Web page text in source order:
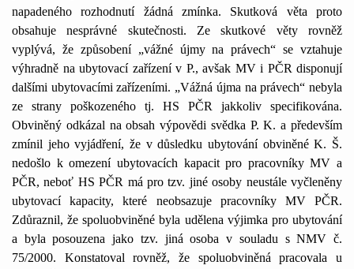
napadeného rozhodnutí žádná zmínka. Skutková věta proto
obsahuje nesprávné skutečnosti. Ze skutkové věty rovněž
vyplývá, že způsobení „vážné újmy na právech“ se vztahuje
výhradně na ubytovací zařízení v P., avšak MV i PČR disponují
dalšími ubytovacími zařízeními. „Vážná újma na právech“ nebyla
ze strany poškozeného tj. HS PČR jakkoliv specifikována.
Obviněný odkázal na obsah výpovědi svědka P. K. a především
zmínil jeho vyjádření, že v důsledku ubytování obviněné K. Š.
nedošlo k omezení ubytovacích kapacit pro pracovníky MV a
PČR, neboť HS PČR má pro tzv. jiné osoby neustále vyčleněny
ubytovací kapacity, které neobsazuje pracovníky MV PČR.
Zdůraznil, že spoluobviněné byla udělena výjimka pro ubytování
a byla posouzena jako tzv. jiná osoba v souladu s NMV č.
75/2000. Konstatoval rovněž, že spoluobviněná pracovala u